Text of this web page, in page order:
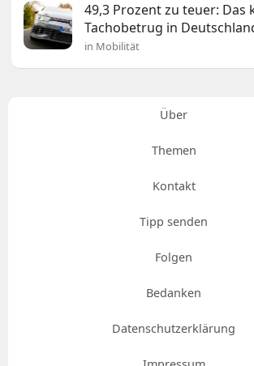
49,3 Prozent zu teuer: Das
Tachobetrug in
in Mobilität
Über
Themen
Kontakt
Tipp senden
Folgen
Bedanken
Datenschutzerklärung